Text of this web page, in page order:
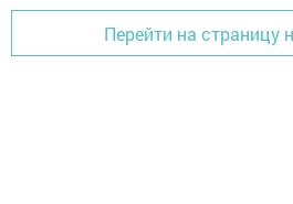
Перейти на страницу